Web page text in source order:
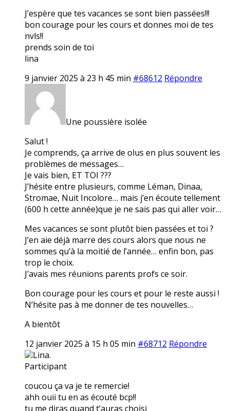
J’espère que tes vacances se sont bien passées!!!
bon courage pour les cours et donnes moi de tes
nvls!!
prends soin de toi
lina
9 janvier 2025 à 23 h 45 min #68612 Répondre
Une poussière isolée
Salut !
Je comprends, ça arrive de olus en plus souvent les
problèmes de messages…
Je vais bien, ET TOI ???
J’hésite entre plusieurs, comme Léman, Dinaa,
Stromae, Nuit Incolore… mais j’en écoute tellement
(600 h cette année)que je ne sais pas qui aller voir…
Mes vacances se sont plutôt bien passées et toi ?
J’en aie déjà marre des cours alors que nous ne
sommes qu’à la moitié de l’année… enfin bon, pas
trop le choix.
J’avais mes réunions parents profs ce soir.
Bon courage pour les cours et pour le reste aussi !
N’hésite pas à me donner de tes nouvelles…
A bientôt
12 janvier 2025 à 15 h 05 min #68712 Répondre
Lina.
Participant
coucou ça va je te remercie!
ahh ouii tu en as écouté bcp!!
tu me diras quand t’auras choisi